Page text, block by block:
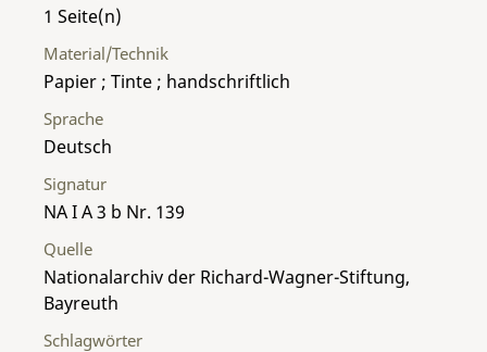
1
Material/Technik
Papier ; Tinte ; handschriftlich
Sprache
Deutsch
Signatur
NA I A 3 b Nr. 139
Quelle
Nationalarchiv der Richard-Wagner-Stiftung,
Bayreuth
Schlagwörter